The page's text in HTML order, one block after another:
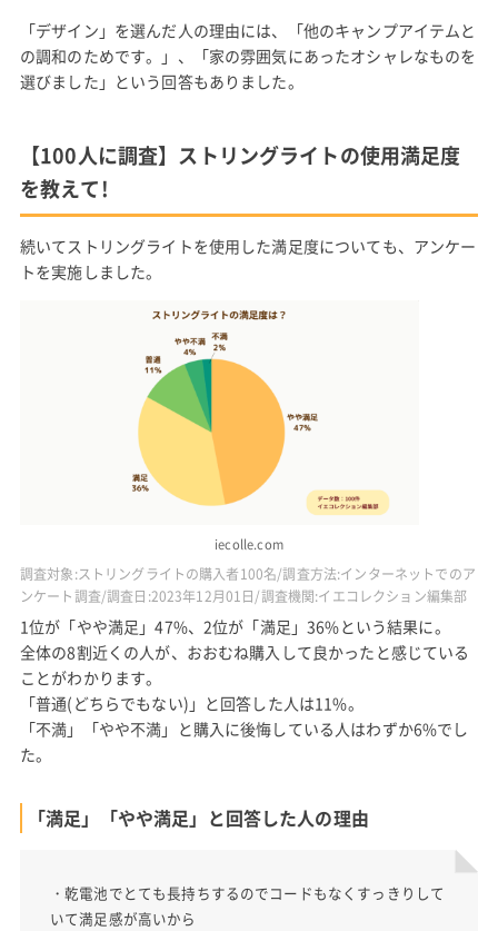
「デザイン」を選んだ人の理由には、「他のキャンプアイテムと
の調和のためです。」、「家の雰囲気にあったオシャレなものを
選びました」という回答もありました。
【100人に調査】ストリングライトの使用満足度
を教えて!
続いてストリングライトを使用した満足度についても、アンケー
トを実施しました。
iecolle.com
調査対象:ストリングライトの購入者100名/調査方法:インターネットでのア
ンケート調査/調査日:2023年12月01日/調査機関:イエコレクション編集部
1位が「やや満足」47%、2位が「満足」36%という結果に。
全体の8割近くの人が、おおむね購入して良かったと感じている
ことがわかります。
「普通(どちらでもない)」と回答した人は11%。
「不満」「やや不満」と購入に後悔している人はわずか6%でし
た。
「満足」「やや満足」と回答した人の理由
・乾電池でとても長持ちするのでコードもなくすっきりして
いて満足感が高いから